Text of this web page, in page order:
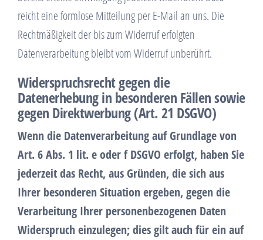
reicht eine formlose Mitteilung per E-Mail an uns. Die
Rechtmäßigkeit der bis zum Widerruf erfolgten
Datenverarbeitung bleibt vom Widerruf unberührt.
Widerspruchsrecht gegen die
Datenerhebung in besonderen Fällen sowie
gegen Direktwerbung (Art. 21 DSGVO)
Wenn die Datenverarbeitung auf Grundlage von
Art. 6 Abs. 1 lit. e oder f DSGVO erfolgt, haben Sie
jederzeit das Recht, aus Gründen, die sich aus
Ihrer besonderen Situation ergeben, gegen die
Verarbeitung Ihrer personenbezogenen Daten
Widerspruch einzulegen; dies gilt auch für ein auf